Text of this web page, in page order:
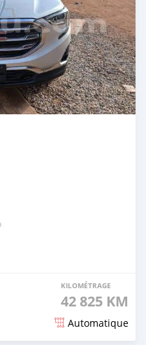
KILOMÉTRAGE
42 825 KM
Automatique